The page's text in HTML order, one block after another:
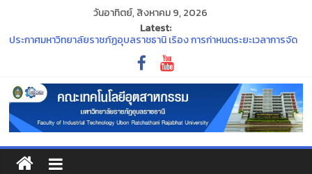
วันอาทิตย์, สิงหาคม 9, 2026
Latest:
ประกาศมหาวิทยาลัยราชภัฏอุบลราชธานี เรื่อง การกำหนดระยะเวลาการจัด
กิจกรรมเตรียมความพร้อมนักศึกษาใหม่ ประจำปีการศึกษา ๒๕๖๙
ประกาศ กองทุน กยศ. จะปิดระบบการยื่นขอกู้ยืมเงิน DSL รายเก่า ชั้นปีที่ 2-4
ภายในวันที่ 30 มิถุนายน 2569 นี้
“พิธีไหว้ครู ประจำปีการศึกษา ๒๕๖๙”
ร่วมสืบสานและอนุรักษ์ศิลปวัฒนธรรมอันทรงคุณค่าของจังหวัด
อุบลราชธานี ในงาน ประเพณีแห่เทียนพรรษา
ขอแสดงความยินดีแก่คณาจารย์ที่สภามหาวิทยาลัยมีมติแต่งตั้งให้ดำรง
ตำแหน่งทางวิชาการ